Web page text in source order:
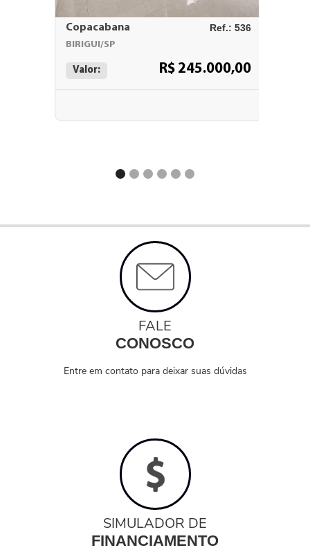
Copacabana Ref.: 536
BIRIGUI/SP
Valor: R$ 245.000,00
FALE
CONOSCO
Entre em contato para deixar suas dúvidas
SIMULADOR DE
FINANCIAMENTO